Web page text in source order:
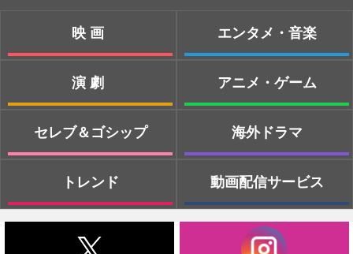
映画
演劇
セレブ＆ゴシップ
トレンド
エンタメ・音楽
アニメ・ゲーム
海外ドラマ
動画配信サービス